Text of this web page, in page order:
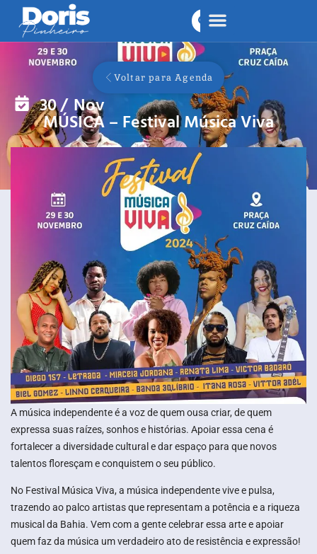
Voltar para Agenda
30/ Nov
MÚSICA – Festival Música Viva
A música independente é a voz de quem ousa criar, de quem
expressa suas raízes, sonhos e histórias. Apoiar essa cena é
fortalecer a diversidade cultural e dar espaço para que novos
talentos floresçam e conquistem o seu público.
No Festival Música Viva, a música independente vive e pulsa,
trazendo ao palco artistas que representam a potência e a riqueza
musical da Bahia. Vem com a gente celebrar essa arte e apoiar
quem faz da música um verdadeiro ato de resistência e expressão!